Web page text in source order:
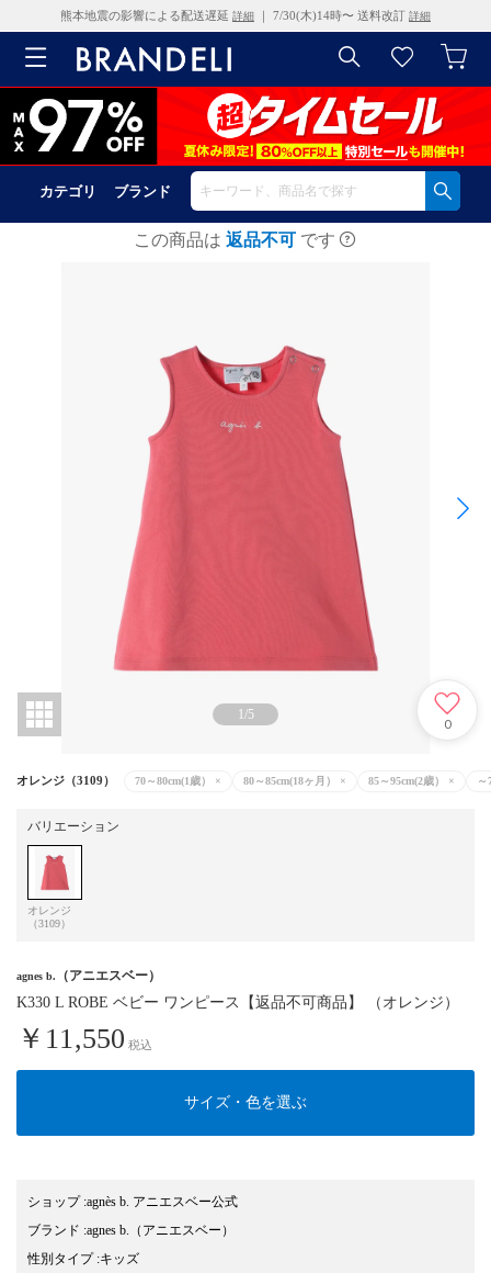
熊本地震の影響による配送遅延 詳細 ｜ 7/30(木)14時〜 送料改訂 詳細
カテゴリ ブランド
この商品は 返品不可 です
1/5
0
オレンジ（3109） 70～80cm(1歳） × 80～85cm(18ヶ月） × 85～95cm(2歳） × ～
バリエーション
オレンジ
（3109）
agnes b. （アニエスベー）
K330 L ROBE ベビー ワンピース【返品不可商品】 （オレンジ）
￥11,550 税込
サイズ・色を選ぶ
ショップ:agnès b. アニエスベー公式
ブランド :agnes b.
（アニエスベー）
性別タイプ:キッズ